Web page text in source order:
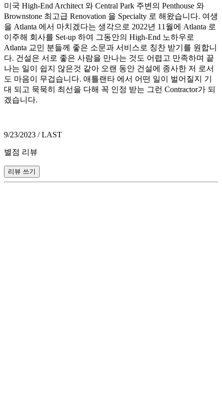
미국 High-End Architect 와 Central Park 주변의 Penthouse 와
Brownstone 최고급 Renovation 을 Specialty 로 해왔습니다. 여생
을 Atlanta 에서 마치겠다는 생각으로 2022년 11월에 Atlanta 로
이주해 회사를 Set-up 하여 그동안의 High-End 노하우로
Atlanta 교민 분들께 좋은 소문과 서비스로 칭찬 받기를 원합니
다. 건설은 서로 좋은 사람을 만나는 것도 어렵고 만족하며 끝
나는 일이 쉽지 않은것 같아 오랜 동안 건설에 종사한 저 로서
도 마음이 무겁습니다. 애틀랜타 에서 어떤 일이 벌어질지 기
대 되고 묵묵히 최선을 다해 꼭 인정 받는 그런 Contractor가 되
겠습니다.
9/23/2023 / LAST
별점 리뷰
리뷰 쓰기